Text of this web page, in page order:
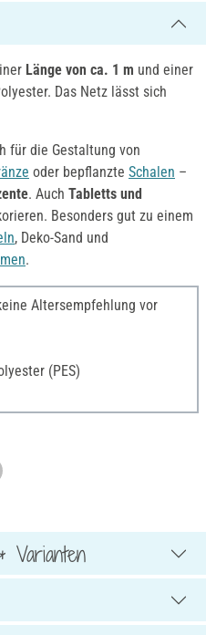
Länge von ca. 1 m und einer
Das Netz lässt sich
für die Gestaltung von
oder bepflanzte Schalen –
. Auch Tabletts und
Besonders gut zu einem
, Deko-Sand und
.
Altersempfehlung vor
(PES)
Varianten